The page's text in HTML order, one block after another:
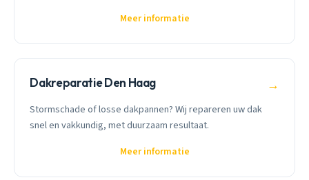
Meer informatie
Dakreparatie Den Haag →
Stormschade of losse dakpannen? Wij repareren uw dak
snel en vakkundig, met duurzaam resultaat.
Meer informatie